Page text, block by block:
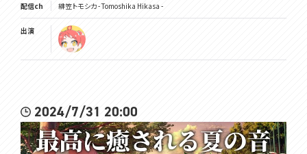
配信ch 緋笠トモシカ - Tomoshika Hikasa -
出演
2024/7/31 20:00